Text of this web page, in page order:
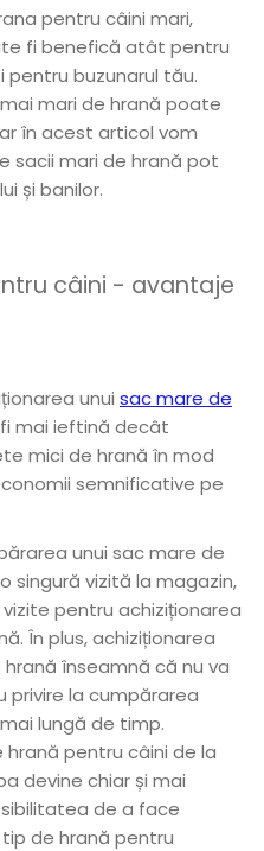
pentru câini mari,
fi benefică atât pentru
buzunarul tău.
mari de hrană poate
în acest articol vom
sacii mari de hrană pot
și banilor.
câini - avantaje
unui sac mare de
mai ieftină decât
mici de hrană în mod
semnificative pe
unui sac mare de
singură vizită la magazin,
pentru achiziționarea
În plus, achiziționarea
înseamnă că nu va
privire la cumpărarea
lungă de timp.
pentru câini de la
devine chiar și mai
de a face
de hrană pentru